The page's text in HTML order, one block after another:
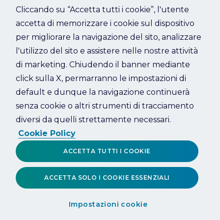
Refresh
Cliccando su “Accetta tutti i cookie”, l'utente
accetta di memorizzare i cookie sul dispositivo
per migliorare la navigazione del sito, analizzare
l'utilizzo del sito e assistere nelle nostre attività
di marketing. Chiudendo il banner mediante
click sulla X, permarranno le impostazioni di
default e dunque la navigazione continuerà
senza cookie o altri strumenti di tracciamento
diversi da quelli strettamente necessari.
Cookie Policy
Impostazioni cookie
ACCETTA SOLO I COOKIE ESSENZIALI
ACCETTA TUTTI I COOKIE